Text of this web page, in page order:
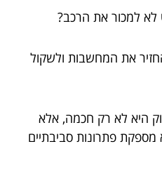
את המחשבות ולשקול
היא לא רק חכמה, אלא
פתרונות סביבתיים